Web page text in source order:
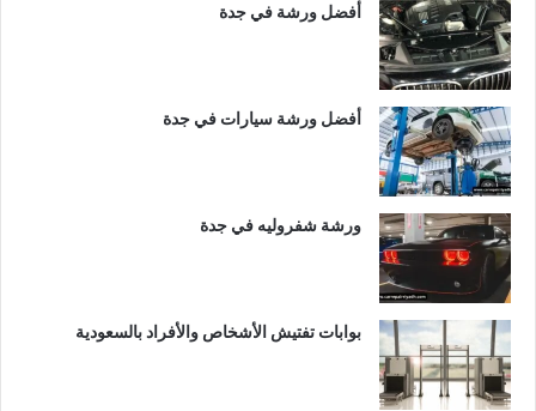
أفضل ورشة في جدة
أفضل ورشة سيارات في جدة
ورشة شفروليه في جدة
بوابات تفتيش الأشخاص والأفراد بالسعودية